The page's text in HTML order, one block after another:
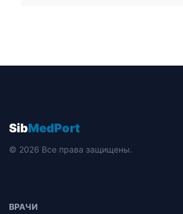
SibMedPort
© 2026 Все права защищены.
ВРАЧИ